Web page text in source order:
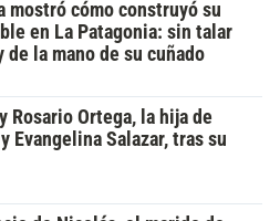
mostró cómo construyó su
en La Patagonia: sin talar
de la mano de su cuñado
Rosario Ortega, la hija de
Evangelina Salazar, tras su